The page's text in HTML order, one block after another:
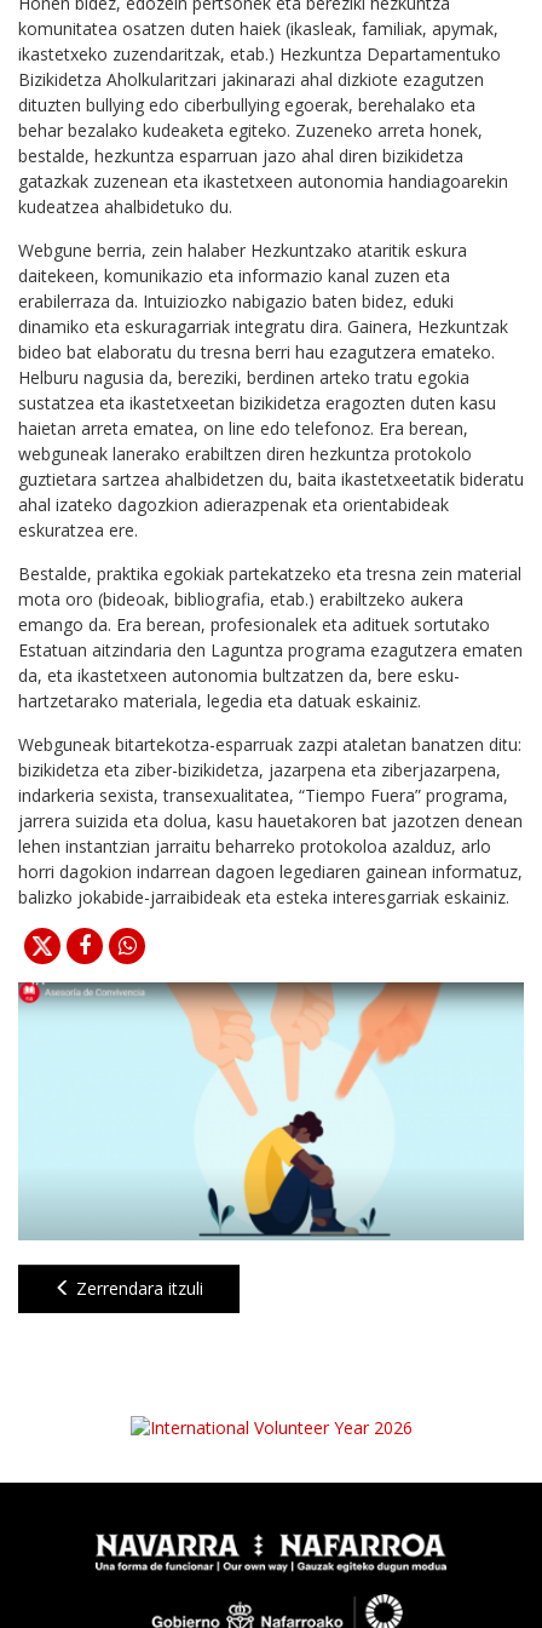
komunitatea osatzen duten haiek (ikasleak, familiak, apymak,
ikastetxeko zuzendaritzak, etab.) Hezkuntza Departamentuko
Bizikidetza Aholkularitzari jakinarazi ahal dizkiote ezagutzen
dituzten bullying edo ciberbullying egoerak, berehalako eta
behar bezalako kudeaketa egiteko. Zuzeneko arreta honek,
bestalde, hezkuntza esparruan jazo ahal diren bizikidetza
gatazkak zuzenean eta ikastetxeen autonomia handiagoarekin
kudeatzea ahalbidetuko du.
Webgune berria, zein halaber Hezkuntzako ataritik eskura
daitekeen, komunikazio eta informazio kanal zuzen eta
erabilerraza da. Intuiziozko nabigazio baten bidez, eduki
dinamiko eta eskuragarriak integratu dira. Gainera, Hezkuntzak
bideo bat elaboratu du tresna berri hau ezagutzera emateko.
Helburu nagusia da, bereziki, berdinen arteko tratu egokia
sustatzea eta ikastetxeetan bizikidetza eragozten duten kasu
haietan arreta ematea, on line edo telefonoz. Era berean,
webguneak lanerako erabiltzen diren hezkuntza protokolo
guztietara sartzea ahalbidetzen du, baita ikastetxeetatik bideratu
ahal izateko dagozkion adierazpenak eta orientabideak
eskuratzea ere.
Bestalde, praktika egokiak partekatzeko eta tresna zein material
mota oro (bideoak, bibliografia, etab.) erabiltzeko aukera
emango da. Era berean, profesionalek eta adituek sortutako
Estatuan aitzindaria den Laguntza programa ezagutzera ematen
da, eta ikastetxeen autonomia bultzatzen da, bere esku-
hartzetarako materiala, legedia eta datuak eskainiz.
Webguneak bitartekotza-esparruak zazpi ataletan banatzen ditu:
bizikidetza eta ziber-bizikidetza, jazarpena eta ziberjazarpena,
indarkeria sexista, transexualitatea, “Tiempo Fuera” programa,
jarrera suizida eta dolua, kasu hauetakoren bat jazotzen denean
lehen instantzian jarraitu beharreko protokoloa azalduz, arlo
horri dagokion indarrean dagoen legediaren gainean informatuz,
balizko jokabide-jarraibideak eta esteka interesgarriak eskainiz.
Zerrendara itzuli